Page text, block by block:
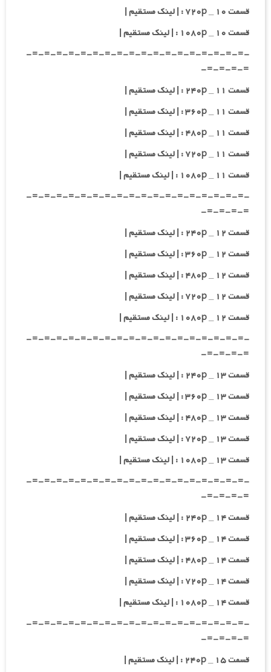
قسمت ۱۰ _ ۷۲۰p : | لینک مستقیم |
قسمت ۱۰ _ ۱۰۸۰p : | لینک مستقیم |
-=-=-=-=-=-=-=-=-=-=-=-=-=-=-=-=-=-=-
=-=-=-=-
قسمت ۱۱ _ ۲۴۰p : | لینک مستقیم |
قسمت ۱۱ _ ۳۶۰p : | لینک مستقیم |
قسمت ۱۱ _ ۴۸۰p : | لینک مستقیم |
قسمت ۱۱ _ ۷۲۰p : | لینک مستقیم |
قسمت ۱۱ _ ۱۰۸۰p : | لینک مستقیم |
-=-=-=-=-=-=-=-=-=-=-=-=-=-=-=-=-=-=-
=-=-=-=-
قسمت ۱۲ _ ۲۴۰p : | لینک مستقیم |
قسمت ۱۲ _ ۳۶۰p : | لینک مستقیم |
قسمت ۱۲ _ ۴۸۰p : | لینک مستقیم |
قسمت ۱۲ _ ۷۲۰p : | لینک مستقیم |
قسمت ۱۲ _ ۱۰۸۰p : | لینک مستقیم |
-=-=-=-=-=-=-=-=-=-=-=-=-=-=-=-=-=-=-
=-=-=-=-
قسمت ۱۳ _ ۲۴۰p : | لینک مستقیم |
قسمت ۱۳ _ ۳۶۰p : | لینک مستقیم |
قسمت ۱۳ _ ۴۸۰p : | لینک مستقیم |
قسمت ۱۳ _ ۷۲۰p : | لینک مستقیم |
قسمت ۱۳ _ ۱۰۸۰p : | لینک مستقیم |
-=-=-=-=-=-=-=-=-=-=-=-=-=-=-=-=-=-=-
=-=-=-=-
قسمت ۱۴ _ ۲۴۰p : | لینک مستقیم |
قسمت ۱۴ _ ۳۶۰p : | لینک مستقیم |
قسمت ۱۴ _ ۴۸۰p : | لینک مستقیم |
قسمت ۱۴ _ ۷۲۰p : | لینک مستقیم |
قسمت ۱۴ _ ۱۰۸۰p : | لینک مستقیم |
-=-=-=-=-=-=-=-=-=-=-=-=-=-=-=-=-=-=-
=-=-=-=-
قسمت ۱۵ _ ۲۴۰p : | لینک مستقیم |